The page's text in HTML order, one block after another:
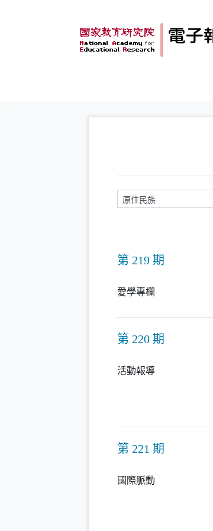
請輸入關鍵字
第 219 期
愛學專欄
第 220 期
活動報導
第 221 期
國際脈動